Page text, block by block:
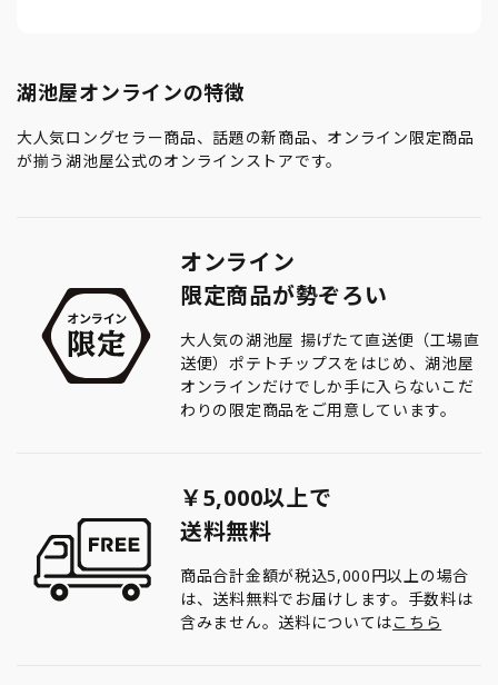
湖池屋オンラインの特徴
大人気ロングセラー商品、話題の新商品、オンライン限定商品
が揃う湖池屋公式のオンラインストアです。
オンライン
限定商品が勢ぞろい
大人気の湖池屋 揚げたて直送便（工場直
送便）ポテトチップスをはじめ、湖池屋
オンラインだけでしか手に入らないこだ
わりの限定商品をご用意しています。
￥5,000以上で
送料無料
商品合計金額が税込5,000円以上の場合
は、送料無料でお届けします。手数料は
含みません。送料についてはこちら